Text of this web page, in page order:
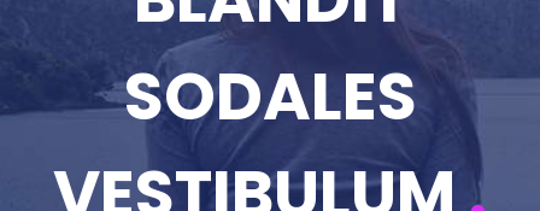
SODALES